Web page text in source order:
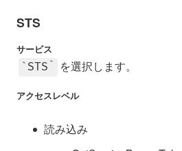
STS
サービス
STS を選択します。
アクセスレベル
読み込み